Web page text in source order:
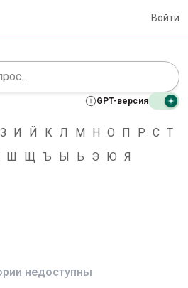
Войти
GPT-версия
З И Й К Л М Н О П Р С Т
Ш Щ Ъ Ы Ь Э Ю Я
недоступны